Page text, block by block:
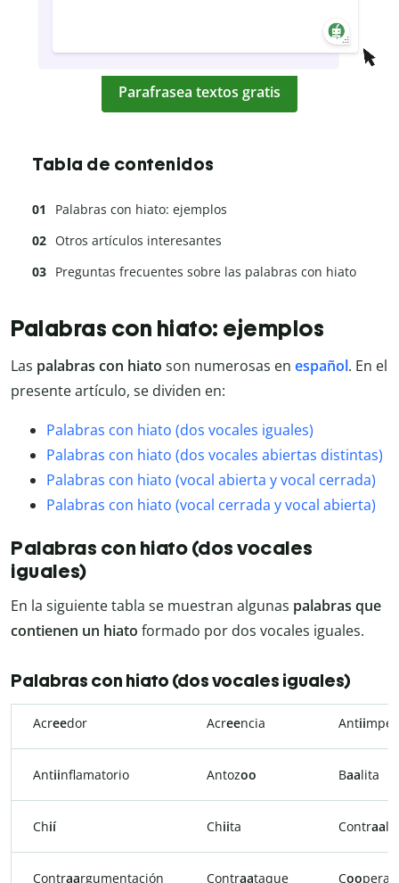
Parafrasea textos gratis
Tabla de contenidos
Palabras con hiato: ejemplos
Otros artículos interesantes
Preguntas frecuentes sobre las palabras con hiato
Palabras con hiato: ejemplos
Las palabras con hiato son numerosas en español. En el
presente artículo, se dividen en:
Palabras con hiato (dos vocales iguales)
Palabras con hiato (dos vocales abiertas distintas)
Palabras con hiato (vocal abierta y vocal cerrada)
Palabras con hiato (vocal cerrada y vocal abierta)
Palabras con hiato (dos vocales
iguales)
En la siguiente tabla se muestran algunas palabras que
contienen un hiato formado por dos vocales iguales.
Palabras con hiato (dos vocales iguales)
Acreedor Acreencia Antii
Antiinflamatorio Antozoo Baalita
Chií Chiita Contraa
Contraargumentación Contraataque Coo